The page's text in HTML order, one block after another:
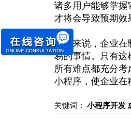
诸多用户能够掌握
才将会导致预期效
总的来说，企业在
易的事情。只有这
所有难点都充分
小程序，使企业在
关键词： 小程序开发